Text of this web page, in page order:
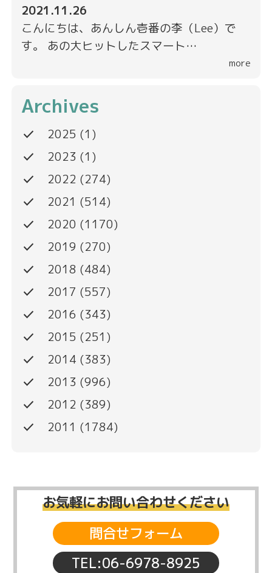
2021.11.26
こんにちは、あんしん壱番の李（Lee）で
す。 あの大ヒットしたスマート…
more
Archives
done 2025 (1)
done 2023 (1)
done 2022 (274)
done 2021 (514)
done 2020 (1170)
done 2019 (270)
done 2018 (484)
done 2017 (557)
done 2016 (343)
done 2015 (251)
done 2014 (383)
done 2013 (996)
done 2012 (389)
done 2011 (1784)
お気軽にお問い合わせください
TEL:06-6978-8925
問合せフォーム